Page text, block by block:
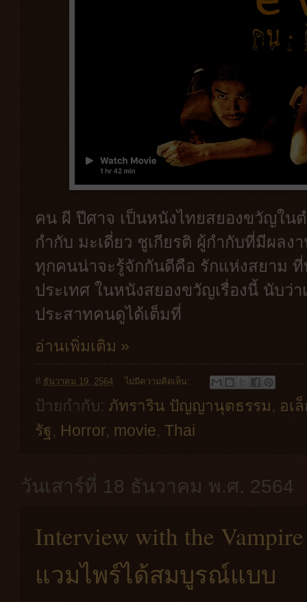
คน ผี ปีศาจ เป็นหนังไทยสยองขวัญใน
กำกับ มะเดี่ยว ชูเกียรติ ผู้กำกับที่มีผลง
ทุกคนน่าจะรู้จักกันดีคือ รักแห่งสยาม
ประเทศ ในหนังสยองขวัญเรื่องนี้ นับว่
ประสาทคนดูได้เต็มที่
อ่านเพิ่มเติม »
ที่ ธันวาคม 19, 2564 ไม่มีความคิดเห็น:
ป้ายกำกับ: ภัทราริน ปัญญานุตธรรม, อเ
รัฐ, Horror, movie, Thai
วันเสาร์ที่ 18 ธันวาคม พ.ศ. 2564
Interview with the
แวมไพร์ได้สมบูรณ์แบบ